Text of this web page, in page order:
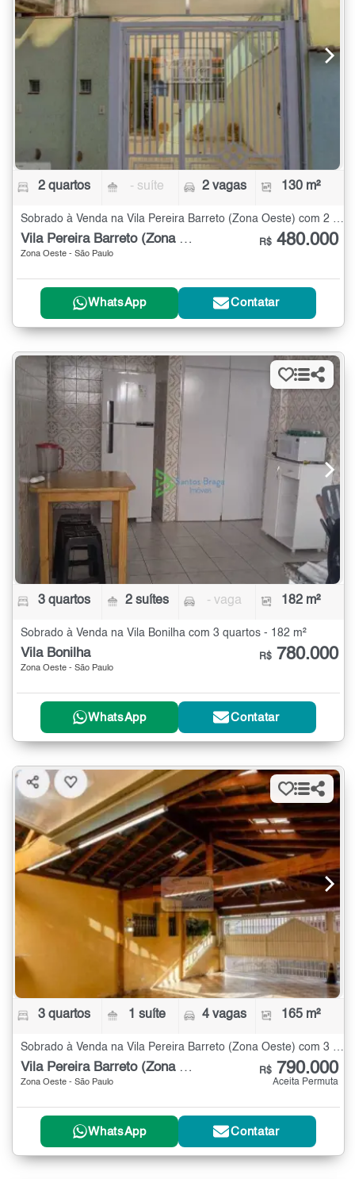
2 quartos - suíte 2 vagas 130 m²
Vila Pereira Barreto (Zona Oeste)
Zona Oeste - São Paulo
R$ 480.000
WhatsApp Contatar
3 quartos 2 suítes - vaga 182 m²
Sobrado à Venda na Vila Bonilha com 3 quartos - 182 m²
Vila Bonilha
Zona Oeste - São Paulo
R$ 780.000
WhatsApp Contatar
3 quartos 1 suíte 4 vagas 165 m²
Sobrado à Venda na Vila Pereira Barreto (Zona Oeste) com 3 quartos - 165 m²
Vila Pereira Barreto (Zona Oeste)
Zona Oeste - São Paulo
R$ 790.000
Aceita Permuta
WhatsApp Contatar